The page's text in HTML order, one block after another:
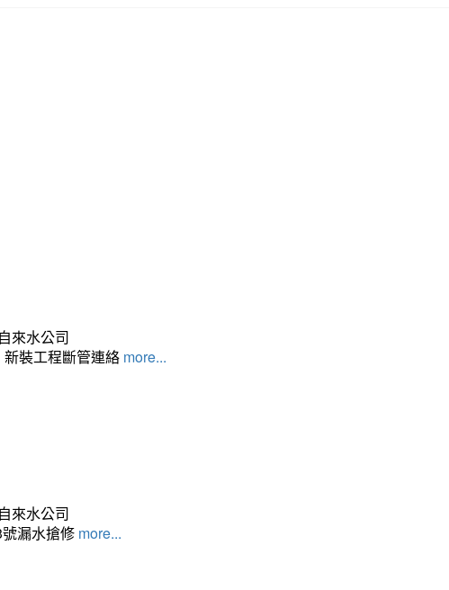
來水公司
裝工程斷管連絡 more...
來水公司
漏水搶修 more...